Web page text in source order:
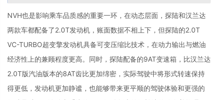
NVH也是影响乘车品质感的重要一环，在动态层面，探陆和汉兰达
两款车都配备了2.0T发动机，账面数据不相上下，但探陆的2.0T
VC-TURBO超变擎发动机具备可变压缩比技术，在动力输出与燃油
经济性上的兼顾程度更高。同时，探陆配备的9AT变速箱，比汉兰达
2.0T版汽油版本的8AT齿比更加绵密，实际驾驶中将形式转速保持
得更低，发动机更加静谧，也能够带来更平顺的驾驶体验和更强的